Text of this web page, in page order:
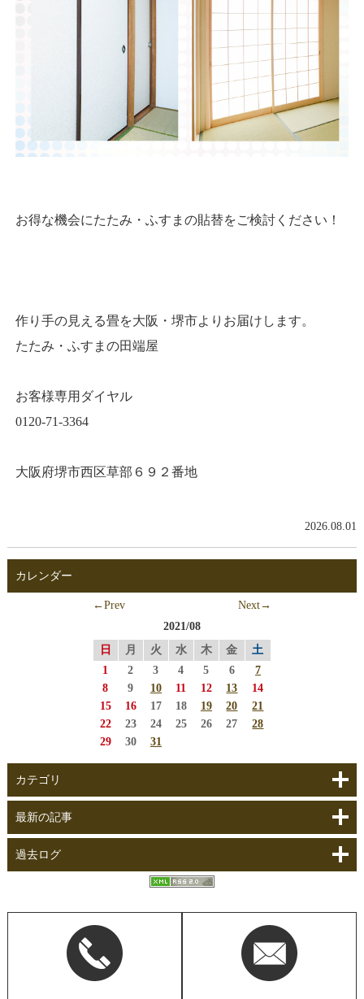
お得な機会にたたみ・ふすまの貼替をご検討ください！
作り手の見える畳を大阪・堺市よりお届けします。
たたみ・ふすまの田端屋
お客様専用ダイヤル
0120-71-3364
大阪府堺市西区草部６９２番地
2026.08.01
カレンダー
←Prev
Next→
2021/08
日
月 火 水 木 金
土
1
2 3 4 5 6
7
8
9 10 11 12 13
14
15
16 17 18 19 20
21
22
23 24 25 26 27
28
29
30 31
カテゴリ
最新の記事
過去ログ